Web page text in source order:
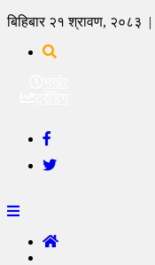
बिहिबार २१ श्रावण, २०८३